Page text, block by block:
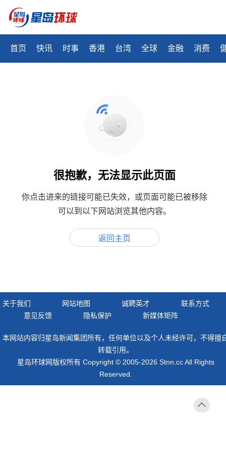
首页 快讯 时事 香港 台湾 全球 金融 消费
很抱歉，无法显示此页面
你点击进来的链接可能已失效，或页面可能已被移除
可以到以下网站浏览其他内容。
返回主页
关于我们 网站地图 诚聘英才
联系方式
意见反馈
隐私保护 新媒体矩阵
本网站内容归星岛新闻集团所有，任何单位以及个人未经许可，不得擅
转载引用。
星岛环球网版权所有 Copyright © 2005-2026 Stnn.cc All Rights
Reserved.